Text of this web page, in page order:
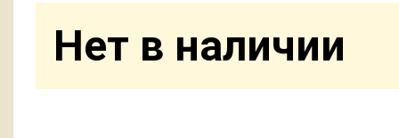
Нет в наличии